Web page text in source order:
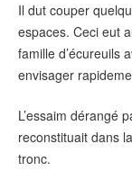
Il dut couper
espaces. Ceci eut
famille d’écureuils
envisager
L’essaim dérangé
reconstituait dans
tronc.